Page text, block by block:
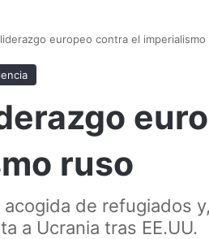
europeo contra el imperialismo
ruso
de refugiados
a Ucrania tras EE.UU.